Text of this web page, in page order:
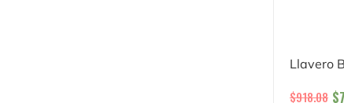
Llavero
$918.08 $